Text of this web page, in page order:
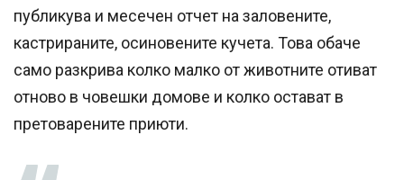
публикува и месечен отчет на заловените,
кастрираните, осиновените кучета. Това обаче
само разкрива колко малко от животните отиват
отново в човешки домове и колко остават в
претоварените приюти.